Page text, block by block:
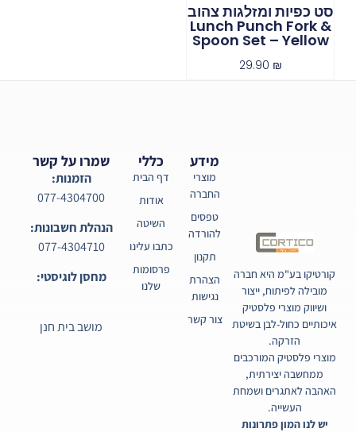
סט כפיות ומזלגות צהוב
Lunch Punch Fork &
Spoon Set – Yellow
29.90 ₪
קורטיקו בע"מ היא חברה
מובילה לפיתוח, ייצור
ושיווק מוצרי פלסטיק
איכותיים כחול-לבן בשיטת
הזרקה.
מוצרי פלסטיק המורכבים
ממחשבה יצירתית,
האהבה לאתגרים ושמחת
העשייה.
יש לנו המון פתרונות
כללי
דף הבית
אודות
השיטה
כתבו עלינו
פרסומות
שלנו
מידע
מוצרי
החברה
טפסים
להורדה
תקנון
הצהרת
נגישות
צור קשר
שמרו על קשר
הזמנות:
077-4304700
הנהלת חשבונות:
077-4304710
מחסן לוגיסטי:
מושב בית חנן